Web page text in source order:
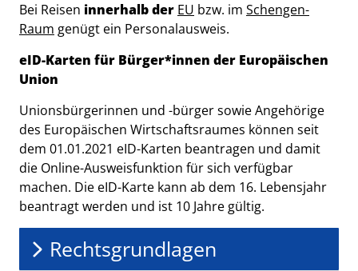
Bei Reisen innerhalb der EU bzw. im Schengen-
Raum genügt ein Personalausweis.
eID-Karten für Bürger*innen der Europäischen
Union
Unionsbürgerinnen und -bürger sowie Angehörige
des Europäischen Wirtschaftsraumes können seit
dem 01.01.2021 eID-Karten beantragen und damit
die Online-Ausweisfunktion für sich verfügbar
machen. Die eID-Karte kann ab dem 16. Lebensjahr
beantragt werden und ist 10 Jahre gültig.
Rechtsgrundlagen